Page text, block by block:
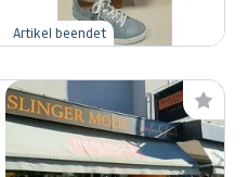
Artikel beendet